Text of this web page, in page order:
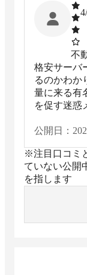
4
不
格安サーバ
るのかわか
量に来る有
を促す迷惑
ルで試し
果はあると
公開日：
※注目口コミ
ていない公開
を指します